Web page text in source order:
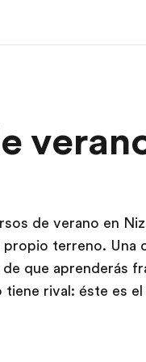
Ver todo lo
de verano en
propio terreno. Una
que aprenderás
tiene rival: éste es